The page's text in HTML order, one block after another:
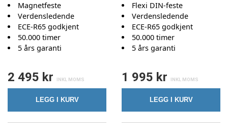
Magnetfeste
Verdensledende
ECE-R65 godkjent
50.000 timer
5 års garanti
2 495 kr
LEGG I KURV
Flexi DIN-feste
Verdensledende
ECE-R65 godkjent
50.000 timer
5 års garanti
1 995 kr
LEGG I KURV